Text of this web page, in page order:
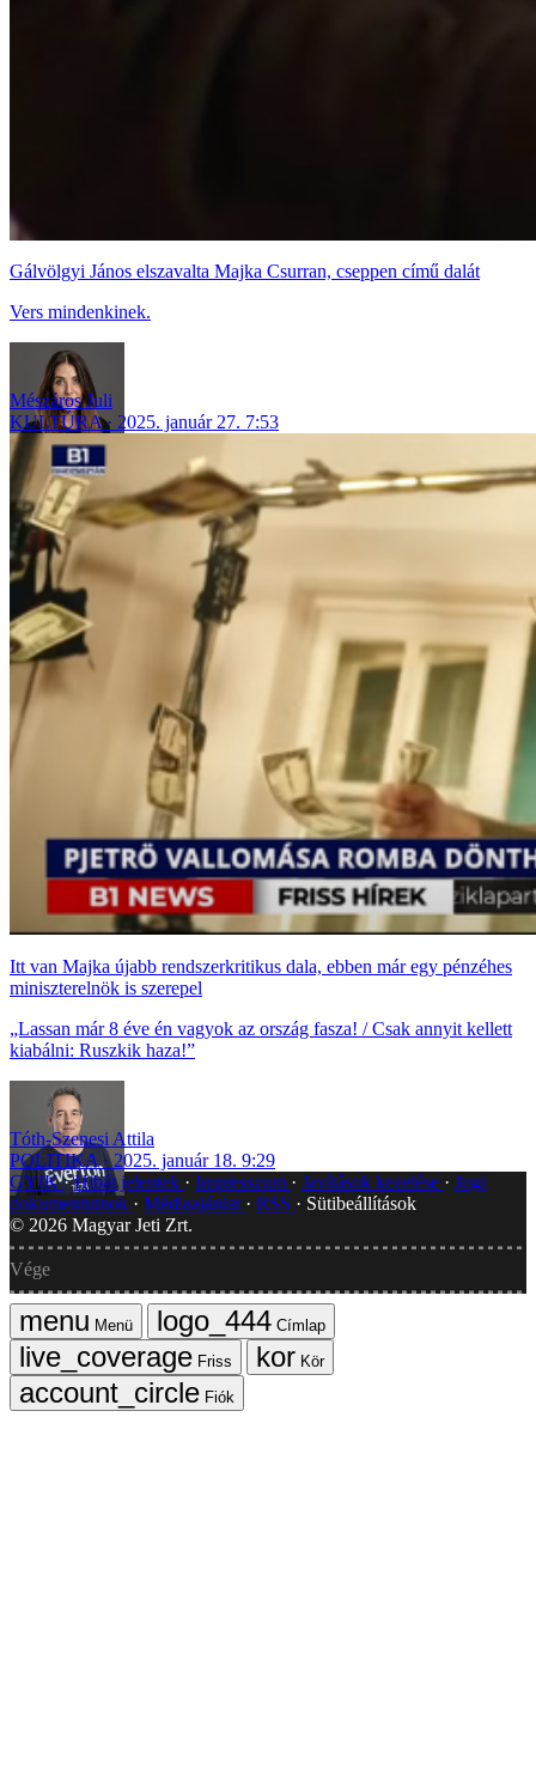
Gálvölgyi János elszavalta Majka Csurran, cseppen című dalát
Vers mindenkinek.
Mészáros Juli
KULTÚRA
2025. január 27. 7:53
Itt van Majka újabb rendszerkritikus dala, ebben már egy pénzéhes
miniszterelnök is szerepel
„Lassan már 8 éve én vagyok az ország fasza! / Csak annyit kellett
kiabálni: Ruszkik haza!”
Tóth-Szenesi Attila
POLITIKA
2025. január 18. 9:29
GYIK Hibát jelentek Impresszum Javítások kezelése
Jogi
dokumentumok
Médiaajánlat RSS
Sütibeállítások
© 2026 Magyar Jeti Zrt.
Vége
Menü
Címlap
Friss
Kör
Fiók